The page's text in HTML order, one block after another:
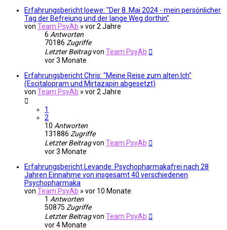
Erfahrungsbericht loewe: "Der 8. Mai 2024 - mein persönlicher
Tag der Befreiung und der lange Weg dorthin"
von Team PsyAb » vor 2 Jahre
6 Antworten
70186 Zugriffe
Letzter Beitragvon Team PsyAb
vor 3 Monate
Erfahrungsbericht Chris: "Meine Reise zum alten Ich"
(Escitalopram und Mirtazapin abgesetzt)
von Team PsyAb » vor 2 Jahre
1
2
10 Antworten
131886 Zugriffe
Letzter Beitragvon Team PsyAb
vor 3 Monate
Erfahrungsbericht Levande: Psychopharmakafrei nach 28
Jahren Einnahme von insgesamt 40 verschiedenen
Psychopharmaka
von Team PsyAb » vor 10 Monate
1 Antworten
50875 Zugriffe
Letzter Beitragvon Team PsyAb
vor 4 Monate